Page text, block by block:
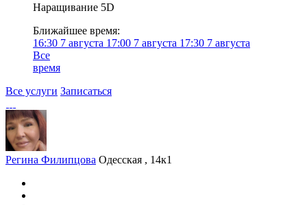
Наращивание 5D
Ближайшее время:
16:30 7 августа 17:00 7 августа 17:30 7 августа
Все
время
Все услуги Записаться
Регина Филипцова Одесская , 14к1